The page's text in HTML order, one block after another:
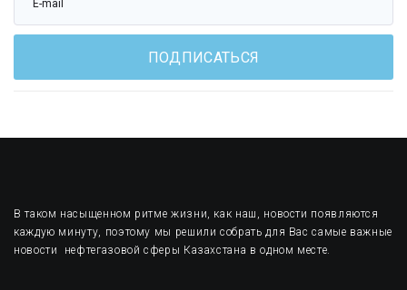
ПОДПИСАТЬСЯ
В таком насыщенном ритме жизни, как наш, новости появляются
каждую минуту, поэтому мы решили собрать для Вас самые важные
новости нефтегазовой сферы Казахстана в одном месте.